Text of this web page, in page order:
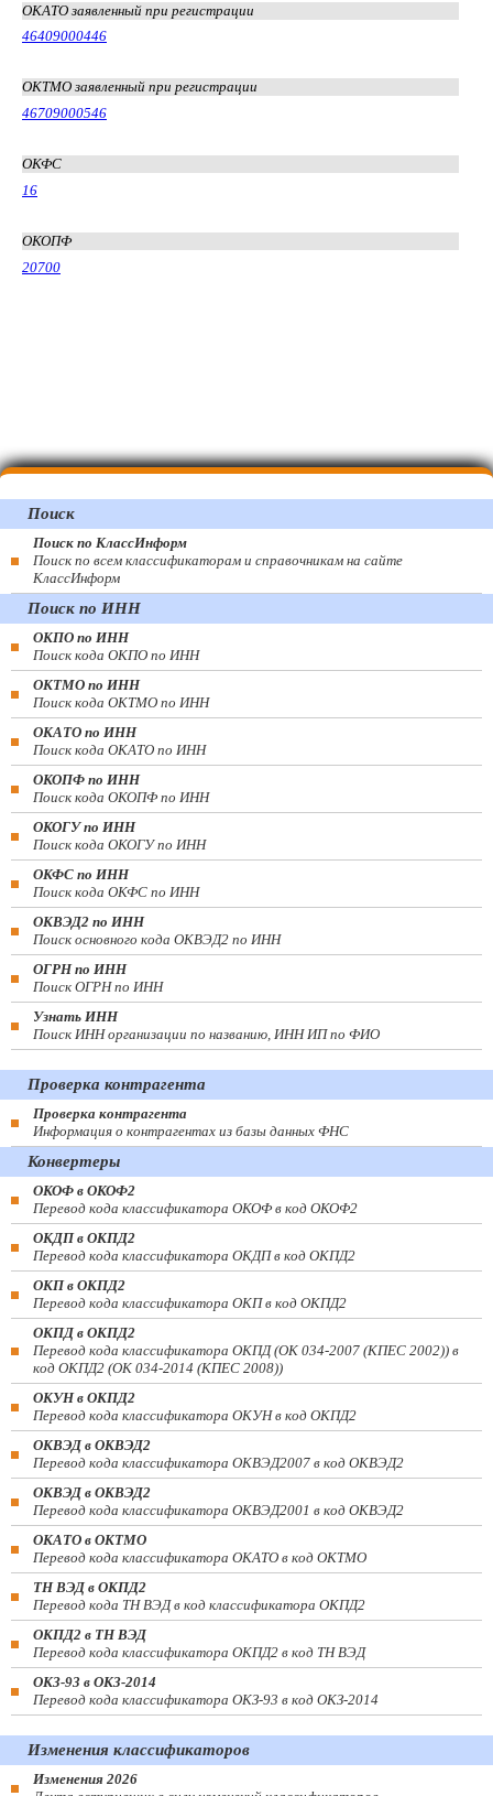
ОКАТО заявленный при регистрации
46409000446
ОКТМО заявленный при регистрации
46709000546
ОКФС
16
ОКОПФ
20700
Поиск
Поиск по КлассИнформ
Поиск по всем классификаторам и справочникам на сайте
КлассИнформ
Поиск по ИНН
ОКПО по ИНН
Поиск кода ОКПО по ИНН
ОКТМО по ИНН
Поиск кода ОКТМО по ИНН
ОКАТО по ИНН
Поиск кода ОКАТО по ИНН
ОКОПФ по ИНН
Поиск кода ОКОПФ по ИНН
ОКОГУ по ИНН
Поиск кода ОКОГУ по ИНН
ОКФС по ИНН
Поиск кода ОКФС по ИНН
ОКВЭД2 по ИНН
Поиск основного кода ОКВЭД2 по ИНН
ОГРН по ИНН
Поиск ОГРН по ИНН
Узнать ИНН
Поиск ИНН организации по названию, ИНН ИП по ФИО
Проверка контрагента
Проверка контрагента
Информация о контрагентах из базы данных ФНС
Конвертеры
ОКОФ в ОКОФ2
Перевод кода классификатора ОКОФ в код ОКОФ2
ОКДП в ОКПД2
Перевод кода классификатора ОКДП в код ОКПД2
ОКП в ОКПД2
Перевод кода классификатора ОКП в код ОКПД2
ОКПД в ОКПД2
Перевод кода классификатора ОКПД (ОК 034-2007 (КПЕС 2002)) в
код ОКПД2 (ОК 034-2014 (КПЕС 2008))
ОКУН в ОКПД2
Перевод кода классификатора ОКУН в код ОКПД2
ОКВЭД в ОКВЭД2
Перевод кода классификатора ОКВЭД2007 в код ОКВЭД2
ОКВЭД в ОКВЭД2
Перевод кода классификатора ОКВЭД2001 в код ОКВЭД2
ОКАТО в ОКТМО
Перевод кода классификатора ОКАТО в код ОКТМО
ТН ВЭД в ОКПД2
Перевод кода ТН ВЭД в код классификатора ОКПД2
ОКПД2 в ТН ВЭД
Перевод кода классификатора ОКПД2 в код ТН ВЭД
ОКЗ-93 в ОКЗ-2014
Перевод кода классификатора ОКЗ-93 в код ОКЗ-2014
Изменения классификаторов
Изменения 2026